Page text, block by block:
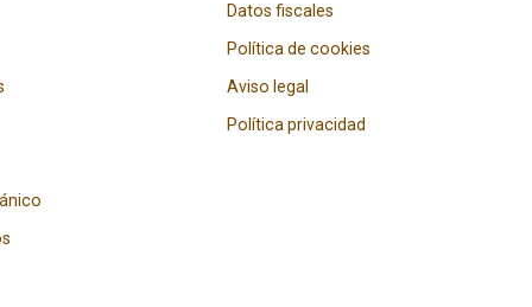
Datos fiscales
Política de cookies
Aviso legal
Política privacidad